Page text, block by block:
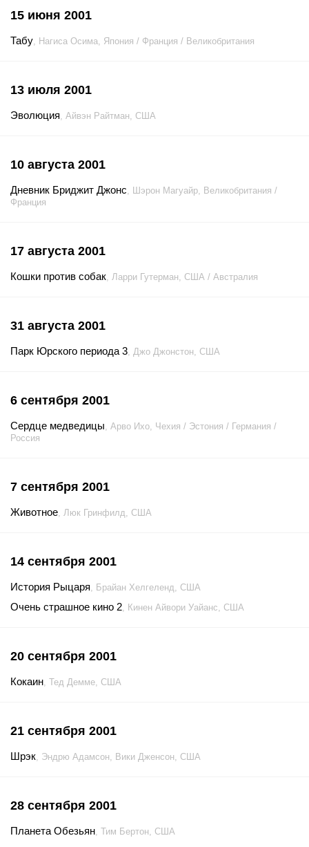
15 июня 2001
Табу, Нагиса Осима, Япония / Франция / Великобритания
13 июля 2001
Эволюция, Айвэн Райтман, США
10 августа 2001
Дневник Бриджит Джонс, Шэрон Магуайр, Великобритания /
Франция
17 августа 2001
Кошки против собак, Ларри Гутерман, США / Австралия
31 августа 2001
Парк Юрского периода 3, Джо Джонстон, США
6 сентября 2001
Сердце медведицы, Арво Ихо, Чехия / Эстония / Германия /
Россия
7 сентября 2001
Животное, Люк Гринфилд, США
14 сентября 2001
История Рыцаря, Брайан Хелгеленд, США
Очень страшное кино 2, Кинен Айвори Уайанс, США
20 сентября 2001
Кокаин, Тед Демме, США
21 сентября 2001
Шрэк, Эндрю Адамсон, Вики Дженсон, США
28 сентября 2001
Планета Обезьян, Тим Бертон, США